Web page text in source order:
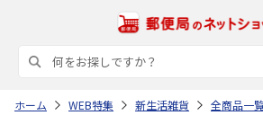
ホーム WEB特集 新生活雑貨 全商品一